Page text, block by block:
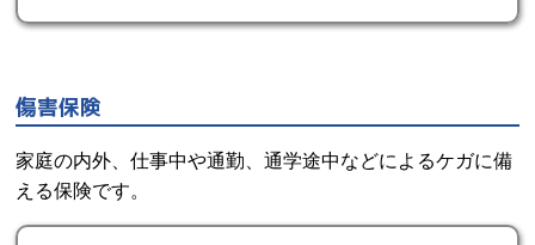
傷害保険
家庭の内外、仕事中や通勤、通学途中などによるケガに備
える保険です。